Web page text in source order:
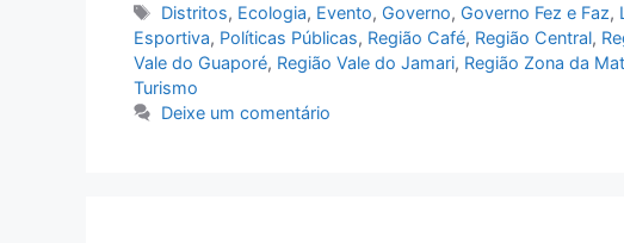
Tags
Distritos, Ecologia, Evento, Governo, Governo Fez e Faz,
Esportiva, Políticas Públicas, Região Café, Região Central,
Vale do Guaporé, Região Vale do Jamari, Região Zona da
Turismo
Deixe um comentário